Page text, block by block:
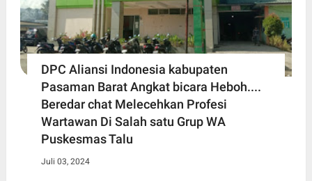
DPC Aliansi Indonesia kabupaten
Pasaman Barat Angkat bicara Heboh....
Beredar chat Melecehkan Profesi
Wartawan Di Salah satu Grup WA
Puskesmas Talu
Juli 03, 2024